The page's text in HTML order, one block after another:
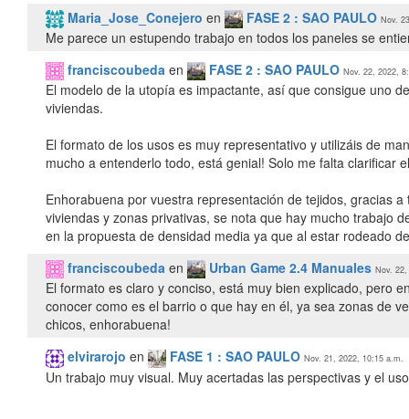
Maria_Jose_Conejero en FASE 2 : SAO PAULO Nov.
Me parece un estupendo trabajo en todos los paneles se
franciscoubeda en FASE 2 : SAO PAULO Nov. 22, 2022,
El modelo de la utopía es impactante, así que consigue uno
viviendas.
El formato de los usos es muy representativo y utilizáis de
mucho a entenderlo todo, está genial! Solo me falta clarificar
Enhorabuena por vuestra representación de tejidos, gracias
viviendas y zonas privativas, se nota que hay mucho trabajo
franciscoubeda en Urban Game 2.4 Manuales Nov.
El formato es claro y conciso, está muy bien explicado, pero
conocer como es el barrio o que hay en él, ya sea zonas de
chicos, enhorabuena!
elvirarojo en FASE 1 : SAO PAULO Nov. 21, 2022, 10:15 a.m.
Un trabajo muy visual. Muy acertadas las perspectivas y el